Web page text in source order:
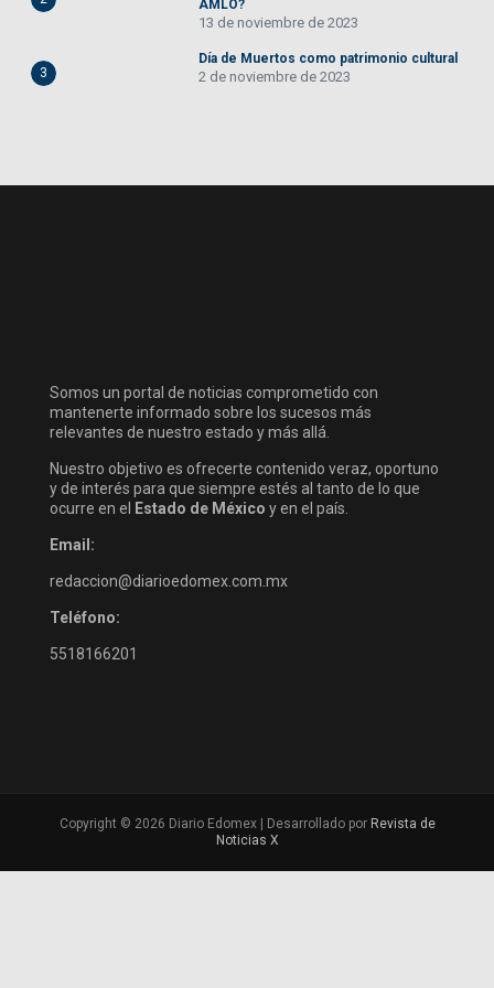
AMLO?
13 de noviembre de 2023
3
Día de Muertos como patrimonio cultural
2 de noviembre de 2023
Somos un portal de noticias comprometido con
mantenerte informado sobre los sucesos más
relevantes de nuestro estado y más allá.
Nuestro objetivo es ofrecerte contenido veraz, oportuno
y de interés para que siempre estés al tanto de lo que
ocurre en el
Estado de México y en el país.
Email:
redaccion@diarioedomex.com.mx
Teléfono:
5518166201
Copyright © 2026 Diario Edomex | Desarrollado por Revista de
Noticias X